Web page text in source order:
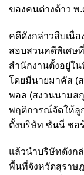
ของคนต่างด้าว พ
คดีดังกล่าวสืบเนื่
สอบสวนคดีพิเศษ
สำนักงานตั้งอยู่ใ
โดยมีนายมาคัส (
พอล (สงวนนามส
พฤติการณ์จัดให้ลู
ตั้งบริษัท ซันนี่ ชอ
แล้วนำบริษัทดังก
พื้นที่จังหวัดสุราษ